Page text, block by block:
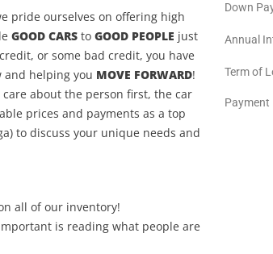
pride ourselves on offering high
GOOD CARS to GOOD PEOPLE just
or some bad credit, you have
and helping you MOVE FORWARD!
care about the person first, the car
prices and payments as a top
to discuss your unique needs and
all of our inventory!
is reading what people are
Down
Annual
Term of
Payment